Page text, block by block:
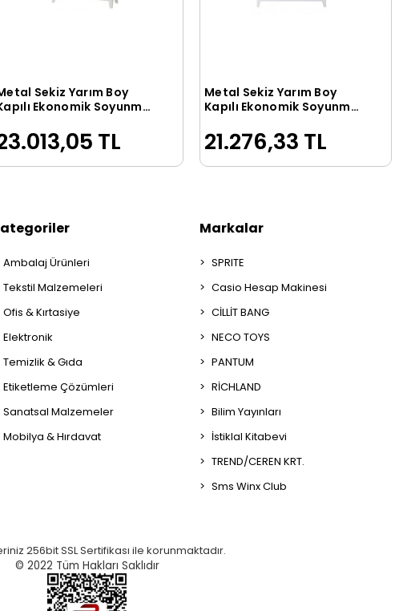
Sepete Ekle
Sekiz Yarım Boy
Ekonomik Soyunma
TL
Sepete Ekle
Metal Sekiz Yarım Boy
Kapılı Ekonomik Soyunma
21.276,33 TL
Ambalaj Ürünleri
Tekstil Malzemeleri
Ofis & Kırtasiye
Elektronik
Temizlik & Gıda
Etiketleme Çözümleri
Sanatsal Malzemeler
Mobilya & Hırdavat
Markalar
SPRITE
Casio Hesap Makinesi
CİLLİT BANG
NECO TOYS
PANTUM
RİCHLAND
Bilim Yayınları
İstiklal Kitabevi
TREND/CEREN KRT.
Sms Winx Club
256bit SSL Sertifikası ile korunmaktadır.
© 2022 Tüm Hakları Saklıdır